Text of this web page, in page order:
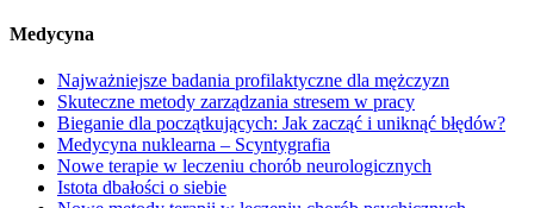
Medycyna
Najważniejsze badania profilaktyczne dla mężczyzn
Skuteczne metody zarządzania stresem w pracy
Bieganie dla początkujących: Jak zacząć i uniknąć błędów?
Medycyna nuklearna – Scyntygrafia
Nowe terapie w leczeniu chorób neurologicznych
Istota dbałości o siebie